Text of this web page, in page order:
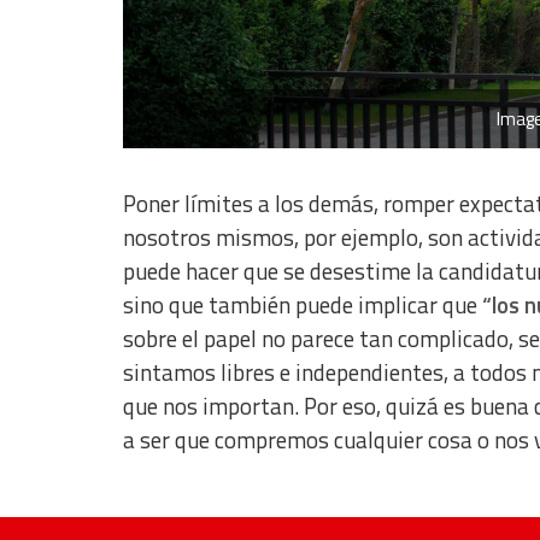
Poner límites a los demás, romper
nosotros mismos, por ejemplo, son
puede hacer que se desestime la
sino que también puede implicar que“los
sobre el papel no parece tan complicado,
sintamos libres e independientes, a todos
que nos importan. Por eso, quizá es
a ser que compremos cualquier cosa o
Non-IAB processing purposes:
Advertising